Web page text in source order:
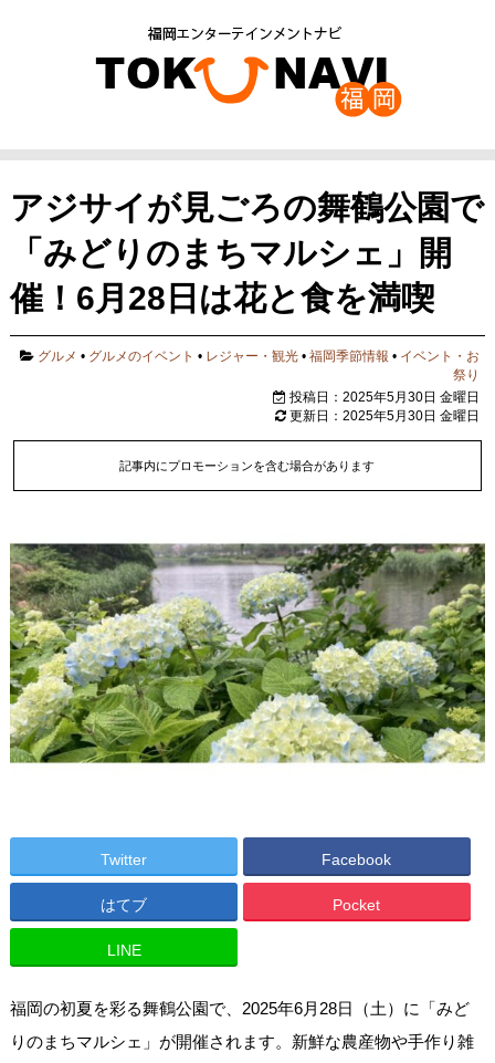
アジサイが見ごろの舞鶴公園で
「みどりのまちマルシェ」開
催！6月28日は花と食を満喫
グルメ • グルメのイベント • レジャー・観光 •福岡季節情報 • イベント・お
祭り
投稿日：2025年5月30日 金曜日
更新日：2025年5月30日 金曜日
記事内にプロモーションを含む場合があります
Twitter Facebook
はてブ Pocket
LINE
福岡の初夏を彩る舞鶴公園で、2025年6月28日（土）に「みど
りのまちマルシェ」が開催されます。新鮮な農産物や手作り雑